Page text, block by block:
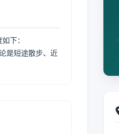
下：
是短途散步、近